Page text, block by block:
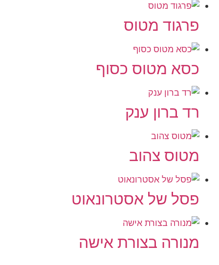
פרגוד מטוס
כסא מטוס כסוף
רד ברון ענק
מטוס צהוב
פסל של אסטרונאוט
מנורה בצורת אישה